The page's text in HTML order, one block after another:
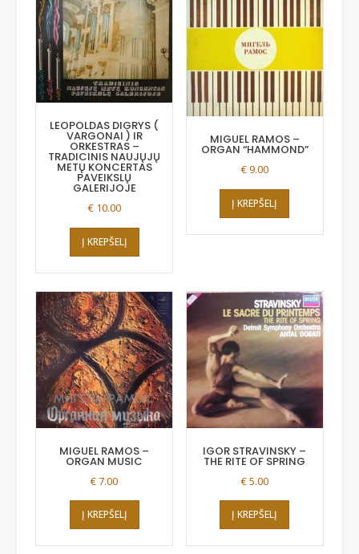
LEOPOLDAS DIGRYS (
VARGONAI ) IR
ORKESTRAS –
TRADICINIS NAUJŲJŲ
METŲ KONCERTAS
PAVEIKSLŲ
GALERIJOJE
€ 10.00
Į KREPŠELĮ
MIGUEL RAMOS –
ORGAN “HAMMOND”
€9.00
Į KREPŠELĮ
MIGUEL RAMOS –
ORGAN MUSIC
€7.00
Į KREPŠELĮ
IGOR STRAVINSKY –
THE RITE OF SPRING
€5.00
Į KREPŠELĮ